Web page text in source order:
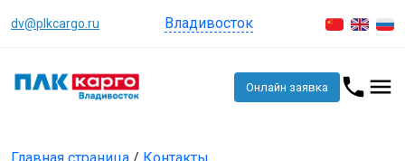
dv@plkcargo.ru Владивосток
Онлайн заявка